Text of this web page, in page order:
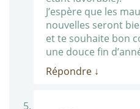
J’espère que les
nouvelles seront
et te souhaite bon
une douce fin
Répondre ↓